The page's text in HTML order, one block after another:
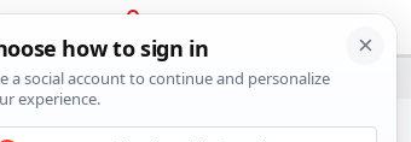
PRIJAVA